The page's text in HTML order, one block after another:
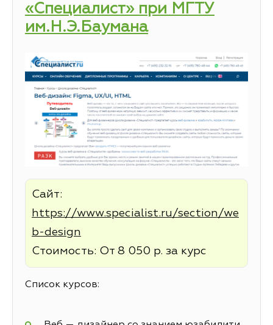
«Специалист» при МГТУ
им.Н.Э.Баумана
Сайт:
https://www.specialist.ru/section/we
b-design
Стоимость: От 8 050 р. за курс
Список курсов: